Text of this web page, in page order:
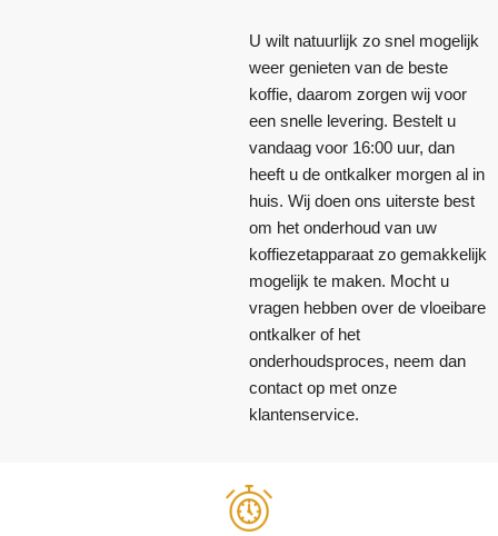
U wilt natuurlijk zo snel mogelijk
weer genieten van de beste
koffie, daarom zorgen wij voor
een snelle levering. Bestelt u
vandaag voor 16:00 uur, dan
heeft u de ontkalker morgen al in
huis. Wij doen ons uiterste best
om het onderhoud van uw
koffiezetapparaat zo gemakkelijk
mogelijk te maken. Mocht u
vragen hebben over de vloeibare
ontkalker of het
onderhoudsproces, neem dan
contact op met onze
klantenservice.